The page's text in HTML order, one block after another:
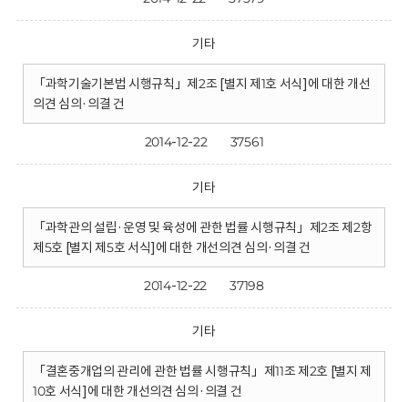
기타
「과학기술기본법 시행규칙」제2조 [별지 제1호 서식]에 대한 개선
의견 심의·의결 건
2014-12-22 37561
기타
「과학관의 설립·운영 및 육성에 관한 법률 시행규칙」제2조 제2항
제5호 [별지 제5호 서식]에 대한 개선의견 심의·의결 건
2014-12-22 37198
기타
「결혼중개업의 관리에 관한 법률 시행규칙」제11조 제2호 [별지 제
10호 서식]에 대한 개선의견 심의·의결 건